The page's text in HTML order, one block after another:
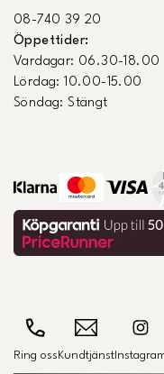
08-740 39 20
Öppettider:
Vardagar: 06.30-18.00
Lördag: 10.00-15.00
Söndag: Stängt
Ring oss Kundtjänst